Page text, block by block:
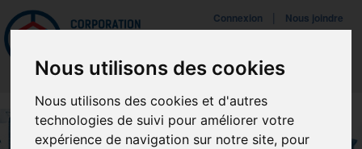
Nous utilisons des cookies
Nous utilisons des cookies et d'autres
technologies de suivi pour améliorer votre
expérience de navigation sur notre site, pour
Mettreà jour vos préférences de témoins
Connexion Nous joindre